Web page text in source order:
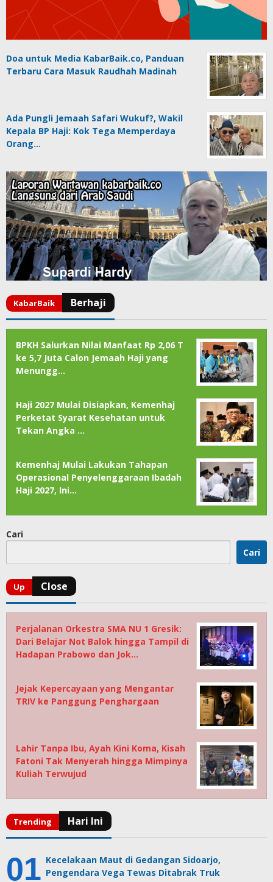
Doa untuk Media KabarBaik.co, Panduan
Terbaru Cara Masuk Raudhah Madinah
Ada Pungli Jemaah Safari Wukuf?, Wakil
Kepala BP Haji: Kok Tega Memperdaya
Orang…
BPKH Salurkan Nilai Manfaat Rp 2,06 T
ke 5,7 Juta Calon Jemaah Haji yang
Menungg…
Haji 2027 Mulai Disiapkan, Kemenhaj
Perketat Syarat Kesehatan untuk
Tekan Angka …
Kemenhaj Mulai Lakukan Tahapan
Operasional Penyelenggaraan Ibadah
Haji 2027, Ini…
Cari
Cari
Perjalanan Orkestra SMA NU 1 Gresik:
Dari Belajar Not Balok hingga Tampil di
Hadapan Prabowo dan Jok…
Jejak Kepercayaan yang Mengantar
TRIV ke Panggung Penghargaan
Lahir Tanpa Ibu, Ayah Kini Koma, Kisah
Fatoni Tak Menyerah hingga Mimpinya
Kuliah Terwujud
Kecelakaan Maut di Gedangan Sidoarjo,
Pengendara Vega Tewas Ditabrak Truk